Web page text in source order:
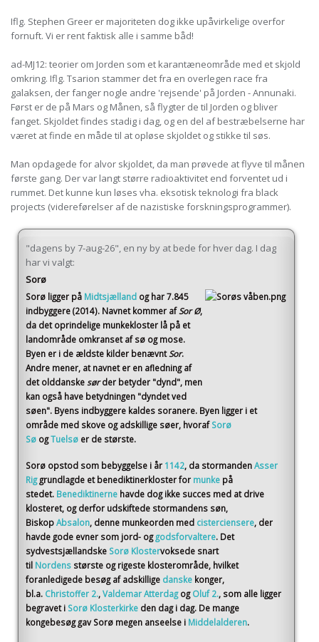
Iflg. Stephen Greer er majoriteten dog ikke upåvirkelige overfor
fornuft. Vi er rent faktisk alle i samme båd!
ad-MJ12: teorier om Jorden som et karantæneområde med et skjold
omkring. Iflg. Tsarion stammer det fra en overlegen race fra
galaksen, der fanger nogle andre 'rejsende' på Jorden - Annunaki.
Først er de på Mars og Månen, så flygter de til Jorden og bliver
fanget. Skjoldet findes stadig i dag, og en del af bestræbelserne har
været at finde en måde til at opløse skjoldet og stikke til søs.
Man opdagede for alvor skjoldet, da man prøvede at flyve til månen
første gang. Der var langt større radioaktivitet end forventet ud i
rummet. Det kunne kun løses vha. eksotisk teknologi fra black
projects (videreførelser af de nazistiske forskningsprogrammer).
"dagens by 7-aug-26", en ny by at bede for hver dag. I dag
har vi valgt:
Sorø
Sorø ligger på Midtsjælland og har 7.845
indbyggere (2014). Navnet kommer af Sor Ø,
da det oprindelige munkekloster lå på et
landområde omkranset af sø og mose.
Byen er i de ældste kilder benævnt Sor.
Andre mener, at navnet er en afledning af
det olddanske sør der betyder "dynd", men
kan også have betydningen "dyndet ved
søen". Byens indbyggere kaldes soranere. Byen ligger i et
område med skove og adskillige søer, hvoraf Sorø
Sø ogTuelsø er de største.
Sorø opstod som bebyggelse i år 1142, da stormandenAsser
Rig grundlagde et benediktinerkloster for munke på
stedet. Benediktinerne havde dog ikke succes med at drive
klosteret, og derfor udskiftede stormandens søn,
BiskopAbsalon, denne munkeorden med cisterciensere, der
havde gode evner som jord- og godsforvaltere. Det
sydvestsjællandske Sorø Klostervoksede snart
til Nordens største og rigeste klosterområde, hvilket
foranledigede besøg af adskillige danske konger,
bl.a. Christoffer 2.,Valdemar Atterdag og Oluf 2., som alle ligger
begravet i Sorø Klosterkirke den dag i dag. De mange
kongebesøg gav Sorø megen anseelse i Middelalderen.